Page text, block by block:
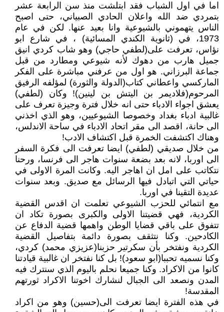
اما في اول الشباب فقد ابتلشت منذ سن الرابعة عشر
بتمردي ضد الله واعلان الحادي الصبياني، حتى اصبح
الناس يتهموني بالشيوعية وانا بعيد عنها. لكن في عام
1973، في (ثانوية الكندي المسائية) ، في شارع ابو
نؤاس، تعرفت على(لطفي حاجي) وهو شاب كردي انيق
جميل هارب من دهوك لأنه شيوعي ومطارد من قبل
جماعة البرزاني. هو اول من عرفني مباشرة على الفكر
الماركسي واعطاني كتاب(الدولة والثورة) لمؤلفه الرفيق
المرحوم(فلاديمر بن اليتش بن لينين)! وكان (لطفي)
يعشق اجواء الادباء حتى انه خلال فترة وجيزة تعرف على
غالبية ادباء بغداد وخصوصا الشيوعيين، وهو الذي اخذني
الى حانة، اقصد الى مقر اتحاد الادباء في ساحة الاندلس،
وهناك اكتشفت الخمرة قبل اكتشاف الادب!
من خلال صديقي (لطفي) ايضا تعرفت الى فكرة السفر
الى اوربا، لانه بعد بضعة سنوات هاجر الى فرنسا، ورحنا
نتكاتب على امل ان اهاجر اليه. وكانت المرة الاولى في
حياتي التي اتبادل فيها الرسائل مع صديق. وبعد سنوات
عديدة التقينا في اوربا.
مع انتمائي للحزب الشيوعي تعلمت ان اقدس القضية
الكردية، فهي قضيتنا الاولى والكبرى بصورة تكاد ان
تتفوق على باقي قضايا الوطن واهمها قضية الدفاع عن
الكادحين. وكنا نتثقف بصورة دائمة بتفاصيل القضية
الكردية ونفتخر بأن سكرتير حزبنا(عزيزي محمد) كردي،
وكنا نسميه تحببا(ابو سعود)! بل كنا نفتخر ان غالبية قيادتنا
كانوا من الاكراد. وكنا جميعا نحلم باليوم الذي سنترك فيه
المدن ونصعد الى الجبال لنشارك اخوتنا الاكراد ثورتهم
المقدسة!
في هذه الفترة ايضا تعرفت الى(حسين) وهو من اكراد